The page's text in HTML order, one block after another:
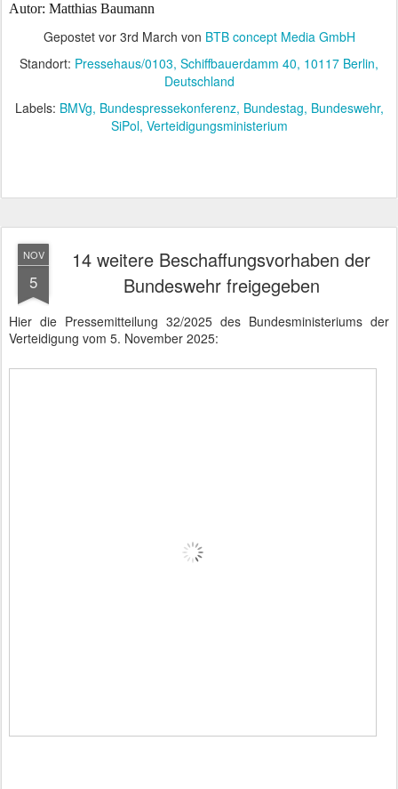
Autor: Matthias Baumann
Gepostet vor 3rd March von BTB concept Media GmbH
Standort: Pressehaus/0103, Schiffbauerdamm 40, 10117 Berlin,
Deutschland
Labels: BMVg Bundespressekonferenz Bundestag Bundeswehr
SiPol Verteidigungsministerium
NOV
5
14 weitere Beschaffungsvorhaben der
Bundeswehr freigegeben
Hier die Pressemitteilung 32/2025 des Bundesministeriums der
Verteidigung vom 5. November 2025: